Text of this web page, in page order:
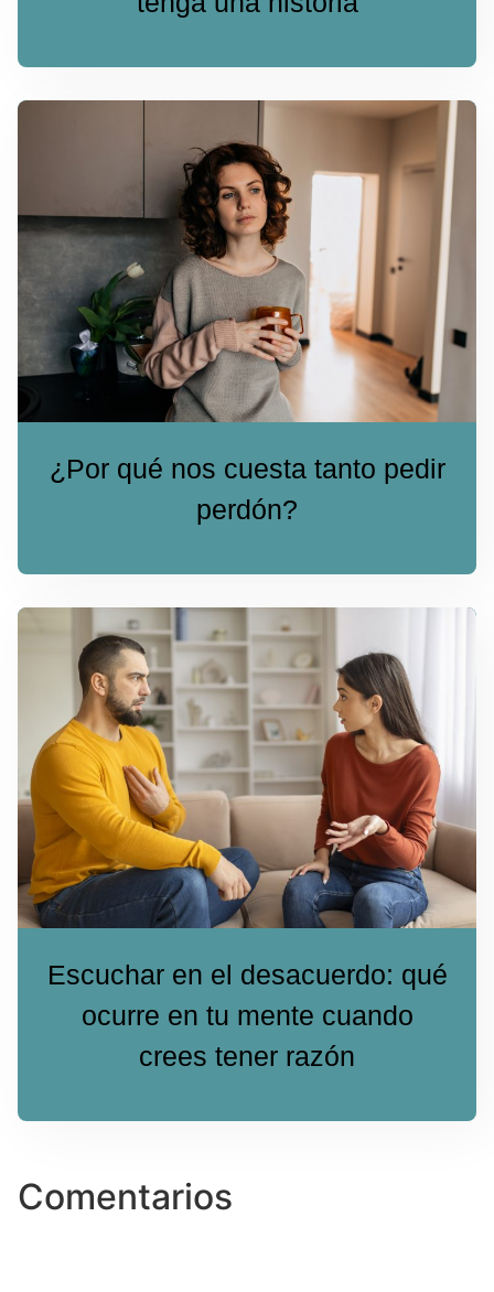
¿Por qué nos cuesta tanto pedir
perdón?
Escuchar en el desacuerdo: qué
ocurre en tu mente cuando
crees tener razón
Comentarios